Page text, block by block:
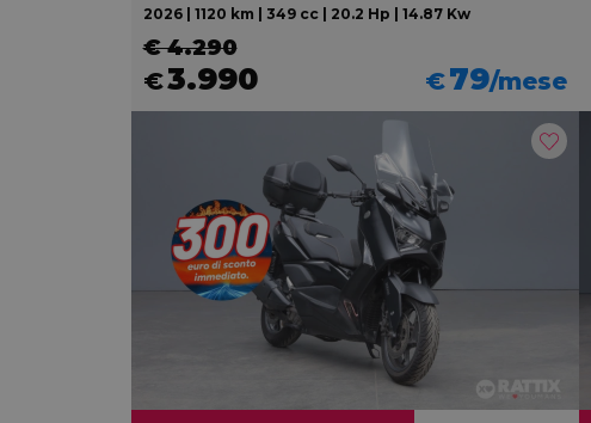
2026 | 1120 km | 349 cc | 20.2 Hp | 14.87 Kw
€ 4.290
€3.990 €79/mese